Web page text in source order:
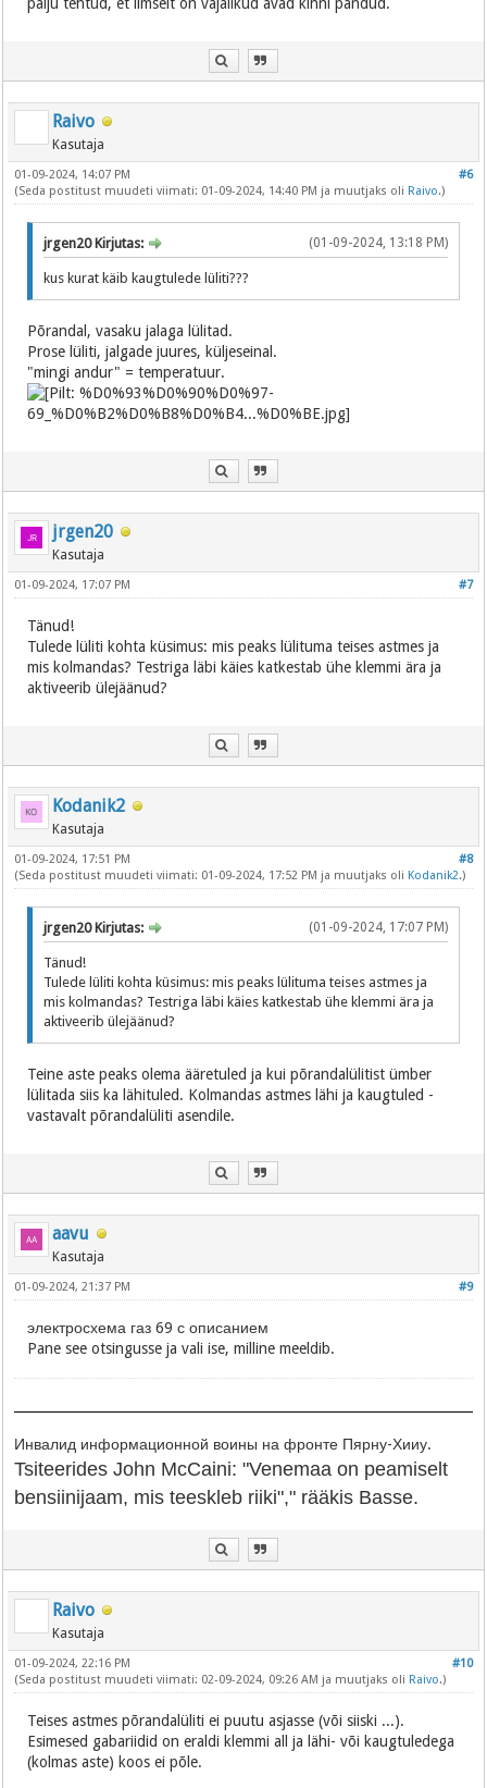
Raivo
Kasutaja
#6
01-09-2024, 14:07 PM
(Seda postitust muudeti viimati: 01-09-2024, 14:40 PM ja muutjaks oli Raivo.)
(01-09-2024, 13:18 PM)
jrgen20 Kirjutas:
kus kurat käib kaugtulede lüliti???
Põrandal, vasaku jalaga lülitad.
Prose lüliti, jalgade juures, küljeseinal.
"mingi andur" = temperatuur.
jrgen20
Kasutaja
#7
01-09-2024, 17:07 PM
Tänud!
Tulede lüliti kohta küsimus: mis peaks lülituma teises astmes ja
mis kolmandas? Testriga läbi käies katkestab ühe klemmi ära ja
aktiveerib ülejäänud?
Kodanik2
Kasutaja
#8
01-09-2024, 17:51 PM
(Seda postitust muudeti viimati: 01-09-2024, 17:52 PM ja muutjaks oli Kodanik2.)
(01-09-2024, 17:07 PM)
jrgen20 Kirjutas:
Tänud!
Tulede lüliti kohta küsimus: mis peaks lülituma teises astmes ja
mis kolmandas? Testriga läbi käies katkestab ühe klemmi ära ja
aktiveerib ülejäänud?
Teine aste peaks olema ääretuled ja kui põrandalülitist ümber
lülitada siis ka lähituled. Kolmandas astmes lähi ja kaugtuled -
vastavalt põrandalüliti asendile.
aavu
Kasutaja
#9
01-09-2024, 21:37 PM
электросхема газ 69 с описанием
Pane see otsingusse ja vali ise, milline meeldib.
Инвалид информационной воины на фронте Пярну-Хииу.
Tsiteerides John McCaini: "Venemaa on peamiselt
bensiinijaam, mis teeskleb riiki"," rääkis Basse.
Raivo
Kasutaja
#10
01-09-2024, 22:16 PM
(Seda postitust muudeti viimati: 02-09-2024, 09:26 AM ja muutjaks oli Raivo.)
Teises astmes põrandalüliti ei puutu asjasse (või siiski ...).
Esimesed gabariidid on eraldi klemmi all ja lähi- või kaugtuledega
(kolmas aste) koos ei põle.